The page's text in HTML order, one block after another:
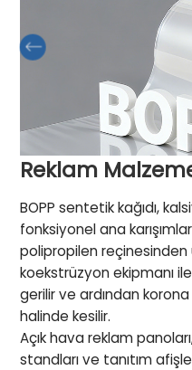
Reklam
BOPP sentetik kağıdı,
fonksiyonel ana
polipropilen reçinesinden
koekstrüzyon ekipmanı
gerilir ve ardından
halinde kesilir.
Açık hava reklam
standları ve tanıtım